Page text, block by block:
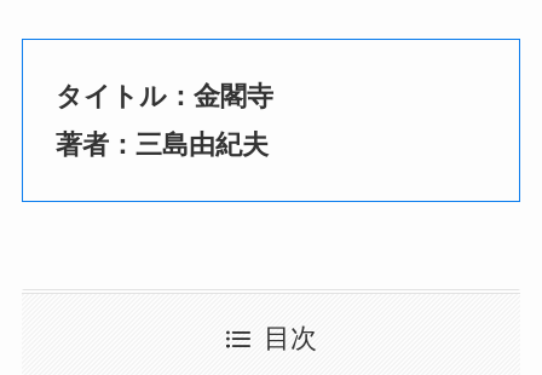
タイトル：金閣寺
著者：三島由紀夫
目次